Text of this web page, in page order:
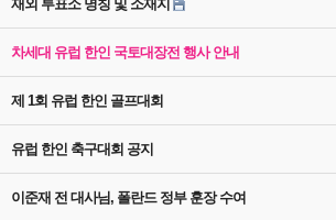
재외 투표소 명칭 및 소재지
차세대 유럽 한인 국토대장전 행사 안내
제 1회 유럽 한인 골프대회
유럽 한인 축구대회 공지
이준재 전 대사님, 폴란드 정부 훈장 수여